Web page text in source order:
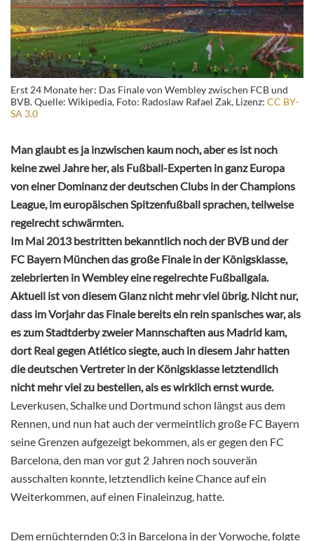
Erst 24 Monate her: Das Finale von Wembley zwischen FCB und
BVB. Quelle: Wikipedia, Foto: Radoslaw Rafael Zak, Lizenz: CC BY-
SA 3.0
Man glaubt es ja inzwischen kaum noch, aber es ist noch
keine zwei Jahre her, als Fußball-Experten in ganz Europa
von einer Dominanz der deutschen Clubs in der Champions
League, im europäischen Spitzenfußball sprachen, teilweise
regelrecht schwärmten.
Im Mai 2013 bestritten bekanntlich noch der BVB und der
FC Bayern München das große Finale in der Königsklasse,
zelebrierten in Wembley eine regelrechte Fußballgala.
Aktuell ist von diesem Glanz nicht mehr viel übrig. Nicht nur,
dass im Vorjahr das Finale bereits ein rein spanisches war, als
es zum Stadtderby zweier Mannschaften aus Madrid kam,
dort Real gegen Atlético siegte, auch in diesem Jahr hatten
die deutschen Vertreter in der Königsklasse letztendlich
nicht mehr viel zu bestellen, als es wirklich ernst wurde.
Leverkusen, Schalke und Dortmund schon längst aus dem
Rennen, und nun hat auch der vermeintlich große FC Bayern
seine Grenzen aufgezeigt bekommen, als er gegen den FC
Barcelona, den man vor gut 2 Jahren noch souverän
ausschalten konnte, letztendlich keine Chance auf ein
Weiterkommen, auf einen Finaleinzug, hatte.
Dem ernüchternden 0:3 in Barcelona in der Vorwoche, folgte